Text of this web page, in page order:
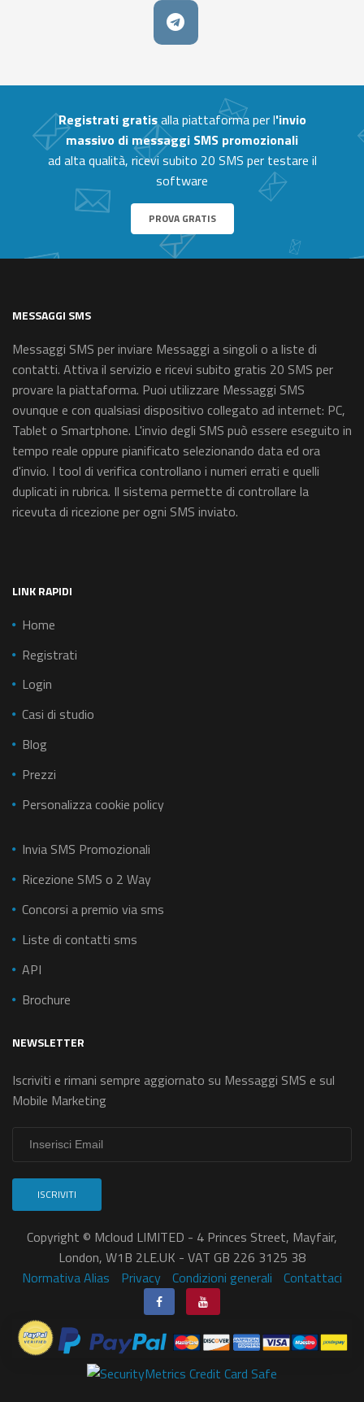
Registrati gratisalla piattaforma per l'invio
massivo di messaggi SMS promozionali
ad alta qualità, ricevi subito 20 SMS per testare il
software
PROVA GRATIS
MESSAGGI SMS
Messaggi SMS per inviare Messaggi a singoli o a liste di
contatti. Attiva il servizio e ricevi subito gratis 20 SMS per
provare la piattaforma. Puoi utilizzare Messaggi SMS
ovunque e con qualsiasi dispositivo collegato ad internet: PC,
Tablet o Smartphone. L'invio degli SMS può essere eseguito in
tempo reale oppure pianificato selezionando data ed ora
d'invio. I tool di verifica controllano i numeri errati e quelli
duplicati in rubrica. Il sistema permette di controllare la
ricevuta di ricezione per ogni SMS inviato.
LINK RAPIDI
Home
Registrati
Login
Casi di studio
Blog
Prezzi
Personalizza cookie policy
Invia SMS Promozionali
Ricezione SMS o 2 Way
Concorsi a premio via sms
Liste di contatti sms
API
Brochure
NEWSLETTER
Iscriviti e rimani sempre aggiornato su Messaggi SMS e sul
Mobile Marketing
ISCRIVITI
Copyright © Mcloud LIMITED - 4 Princes Street, Mayfair,
London, W1B 2LE.UK - VAT GB 226 3125 38
Normativa Alias
Privacy Condizioni generali Contattaci